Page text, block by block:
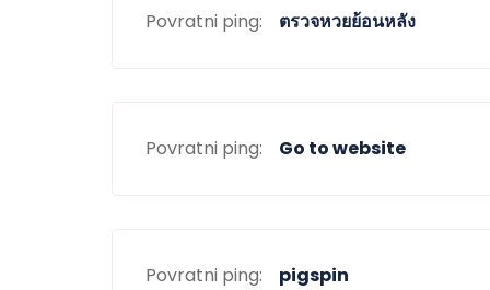
Povratni ping: ตรวจหวยย้อนหลัง
Povratni ping: Go to website
Povratni ping: pigspin